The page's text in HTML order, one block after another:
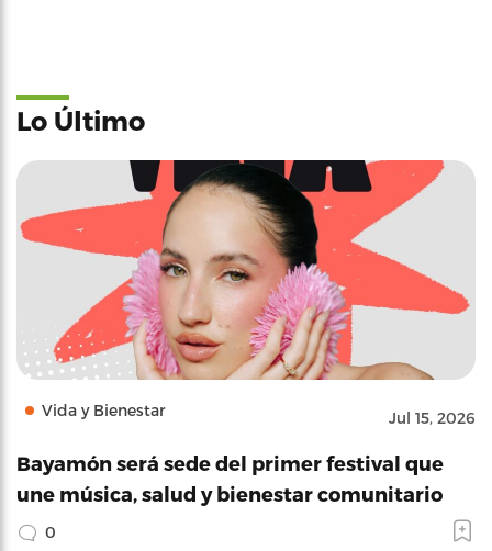
Lo Último
Vida y Bienestar Jul 15, 2026
Bayamón será sede del primer festival que
une música, salud y bienestar comunitario
0